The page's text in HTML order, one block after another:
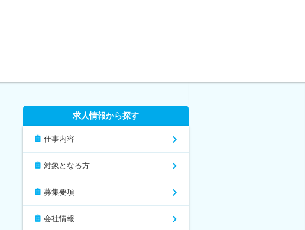
求人情報から探す
仕事内容
対象となる方
募集要項
会社情報